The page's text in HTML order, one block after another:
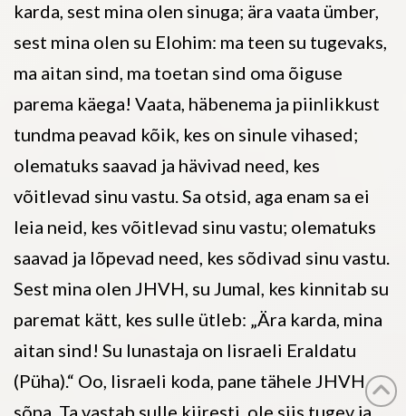
karda, sest mina olen sinuga; ära vaata ümber,
sest mina olen su Elohim: ma teen su tugevaks,
ma aitan sind, ma toetan sind oma õiguse
parema käega! Vaata, häbenema ja piinlikkust
tundma peavad kõik, kes on sinule vihased;
olematuks saavad ja hävivad need, kes
võitlevad sinu vastu. Sa otsid, aga enam sa ei
leia neid, kes võitlevad sinu vastu; olematuks
saavad ja lõpevad need, kes sõdivad sinu vastu.
Sest mina olen JHVH, su Jumal, kes kinnitab su
paremat kätt, kes sulle ütleb: „Ära karda, mina
aitan sind! Su lunastaja on Iisraeli Eraldatu
(Püha).“ Oo, Iisraeli koda, pane tähele JHVH
sõna, Ta vastab sulle kiiresti, ole siis tugev ja